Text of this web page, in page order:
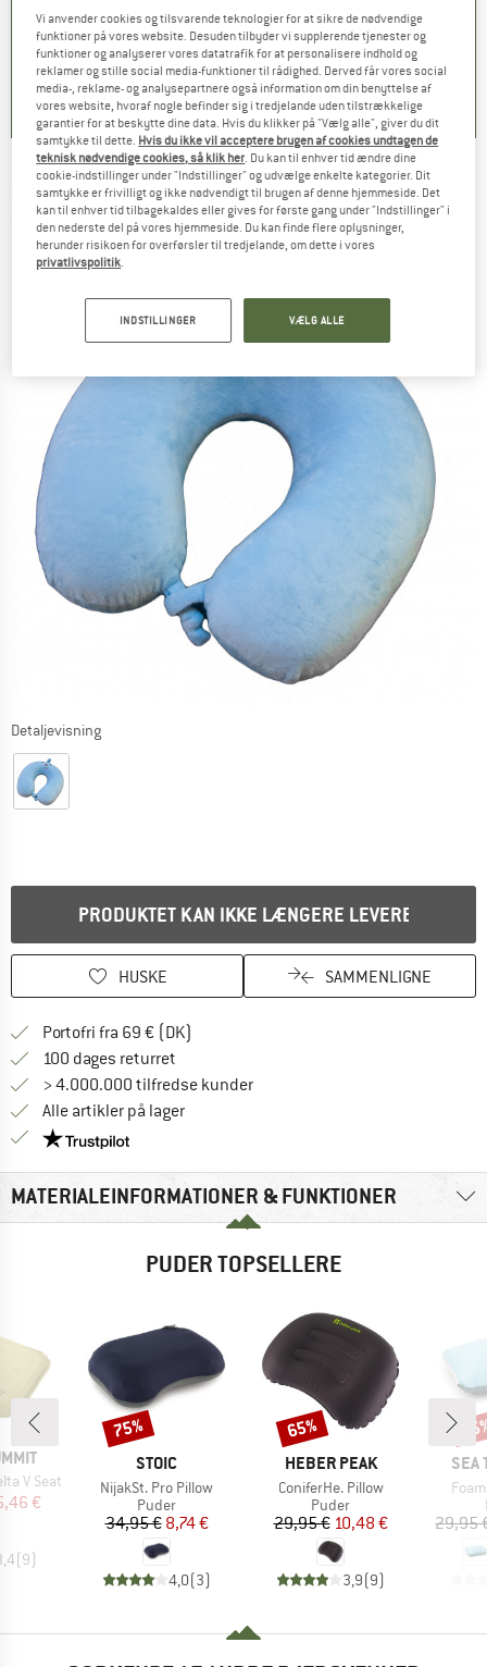
pris
€ Pris
29,95 €Nedsat pris
25,46 €
0,0(0)
Pris
54,95 €Nedsat pris
45,61 €
4,9(27)
BASIC NATURE -Kid's Neck Pillow - Puder
(0)
Detaljevisning
PRODUKTET KAN IKKE LÆNGERE LEVERES
HUSKE SAMMENLIGNE
Portofri fra 69 € (DK)
100 dages returret
> 4.000.000 tilfredse kunder
Alle artikler på lager
Vi er Trustpilot-certificeret - oplysningerne får du
MATERIALEINFORMATIONER & FUNKTIONER
PUDER TOPSELLERE
V Seat
pris
€
(9)
MÆRKE
STOIC
Artikel
NijakSt. Pro Pillow
Produktgruppe
Puder
Pris
34,95 €Nedsat pris
8,74 €
4,0(3)
Rabat
75%
MÆRKE
HEBER PEAK
Artikel
ConiferHe. Pillow
Produktgruppe
Puder
Pris
29,95 €Nedsat pris
10,48 €
3,9(9)
Rabat
65%
SEA
29,95
Vi anvender cookies og tilsvarende teknologier for at sikre de nødvendige
funktioner på vores website. Desuden tilbyder vi supplerende tjenester og
funktioner og analyserer vores datatrafik for at personalisere indhold og
reklamer og stille social media-funktioner til rådighed. Derved får vores social
media-, reklame- og analysepartnere også information om din benyttelse af
vores website, hvoraf nogle befinder sig i tredjelande uden tilstrækkelige
garantier for at beskytte dine data. Hvis du klikker på "Vælg alle", giver du dit
samtykke til dette. Hvis du ikke vil acceptere brugen af cookies undtagen de
teknisk nødvendige cookies, så klik her. Du kan til enhver tid ændre dine
cookie-indstillinger under "Indstillinger" og udvælge enkelte kategorier. Dit
samtykke er frivilligt og ikke nødvendigt til brugen af denne hjemmeside. Det
kan til enhver tid tilbagekaldes eller gives for første gang under "Indstillinger" i
den nederste del på vores hjemmeside. Du kan finde flere oplysninger,
herunder risikoen for overførsler til tredjelande, om dette i vores
privatlivspolitik.
INDSTILLINGER VÆLG ALLE